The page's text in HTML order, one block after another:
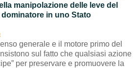
manipolazione delle leve del
in uno Stato
generale e il motore primo del
sul fatto che qualsiasi azione
per preservare e promuovere la